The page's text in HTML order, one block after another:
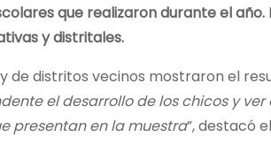
que realizaron durante el
y distritales.
de distritos vecinos mostraron el
el desarrollo de los chicos y
presentan en la muestra”, destacó